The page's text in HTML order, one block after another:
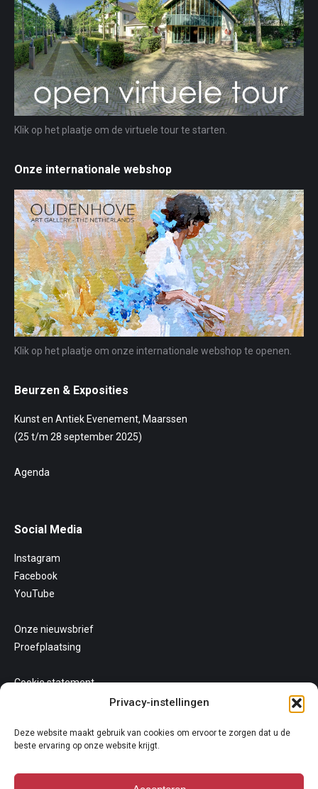
Privacy-instellingen
Deze website maakt gebruik van cookies om ervoor te zorgen dat u de
beste ervaring op onze website krijgt.
Klik op het plaatje om de virtuele tour te starten.
Onze internationale webshop
Klik op het plaatje om onze internationale webshop te openen.
Beurzen & Exposities
Kunst en Antiek Evenement, Maarssen
(25 t/m 28 september 2025)
Agenda
Social Media
Instagram
Facebook
YouTube
Onze nieuwsbrief
Proefplaatsing
Cookie statement